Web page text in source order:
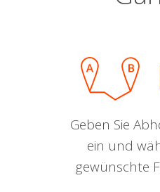
Geben Sie
ein und
gewünschte